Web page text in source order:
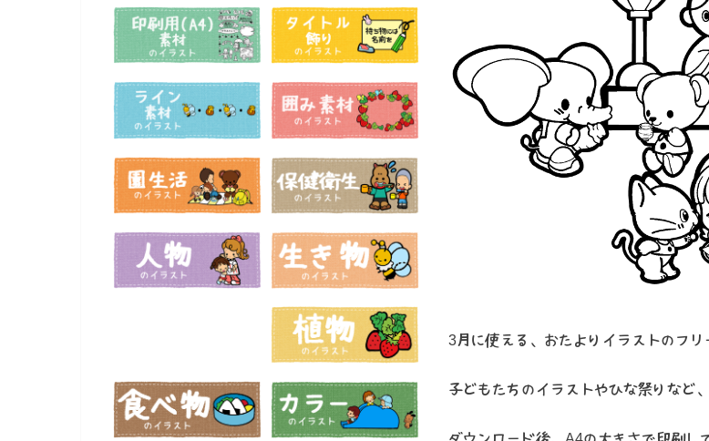
3月に使える、おたよりイラストのフリ
子どもたちのイラストやひな祭りなど